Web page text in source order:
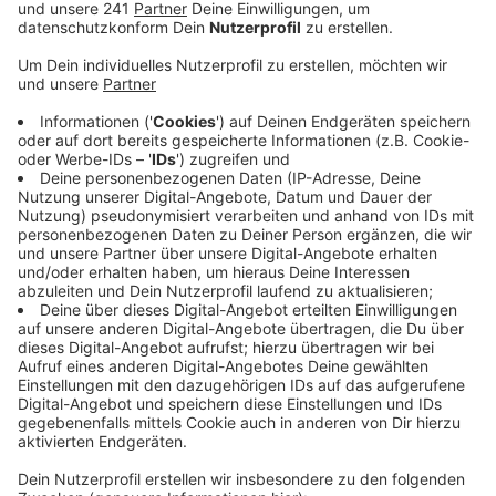
waren zusammen beim Karnevalszug in Mondorf,
wieder zu Hause gab es dann Streit.
Veröffentlicht:Donnerstag, 03.09.2020 11:07
Anzeige
Zunächst soll der Angeklagte seine Freundin beleidigt
haben, später habe er zugeschlagen, die Frau gewürgt
und misshandelt haben. Mehrfach habe er der 35-
jährigen mit dem Tod gedroht. Schließlich soll der
Mann laut Staatsanwaltschaft ein Bajonett geholt
haben. Dann habe er versucht, die Waffe mit voller
Kraft in den Kopf der Frau zu rammen. Die Frau konnte
den Angriff abwehren und nach weiteren Attacken und
Angriffen am Fenster um Hilfe rufen. Daraufhin
flüchtete der Angeklagte und wurde zwei Tage später
in Köln festgenommen. Als Strafe drohen bis zu 15